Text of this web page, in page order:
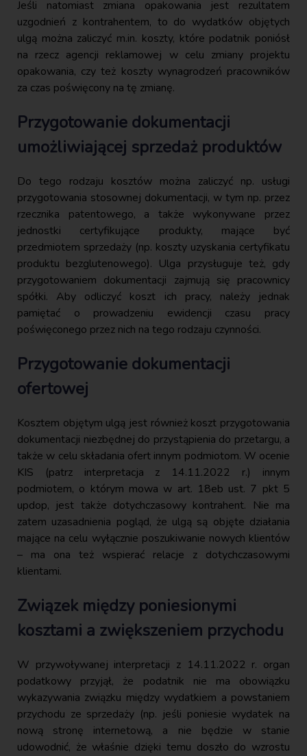
Jeśli natomiast zmiana opakowania jest rezultatem
uzgodnień z kontrahentem, to do wydatków objętych
ulgą można zaliczyć m.in. koszty, które podatnik poniósł
na rzecz agencji reklamowej w celu zmiany projektu
opakowania, czy też koszty wynagrodzeń pracowników
za czas poświęcony na tę zmianę.
Przygotowanie dokumentacji
umożliwiającej sprzedaż produktów
Do tego rodzaju kosztów można zaliczyć np. usługi
przygotowania stosownej dokumentacji, w tym np. przez
rzecznika patentowego, a także wykonywane przez
jednostki certyfikujące produkty, mające być
przedmiotem sprzedaży (np. koszty uzyskania certyfikatu
produktu bezglutenowego). Ulga przysługuje też, gdy
przygotowaniem dokumentacji zajmują się pracownicy
spółki. Aby odliczyć koszt ich pracy, należy jednak
pamiętać o prowadzeniu ewidencji czasu pracy
poświęconego przez nich na tego rodzaju czynności.
Przygotowanie dokumentacji
ofertowej
Kosztem objętym ulgą jest również koszt przygotowania
dokumentacji niezbędnej do przystąpienia do przetargu, a
także w celu składania ofert innym podmiotom. W ocenie
KIS (patrz interpretacja z 14.11.2022 r.) innym
podmiotem, o którym mowa w art. 18eb ust. 7 pkt 5
updop, jest także dotychczasowy kontrahent. Nie ma
zatem uzasadnienia pogląd, że ulgą są objęte działania
mające na celu wyłącznie poszukiwanie nowych klientów
– ma ona też wspierać relacje z dotychczasowymi
klientami.
Związek między poniesionymi
kosztami a zwiększeniem przychodu
W przywoływanej interpretacji z 14.11.2022 r. organ
podatkowy przyjął, że podatnik nie ma obowiązku
wykazywania związku między wydatkiem a powstaniem
przychodu ze sprzedaży (np. jeśli poniesie wydatek na
nową stronę internetową, a nie będzie w stanie
udowodnić, że właśnie dzięki temu doszło do wzrostu